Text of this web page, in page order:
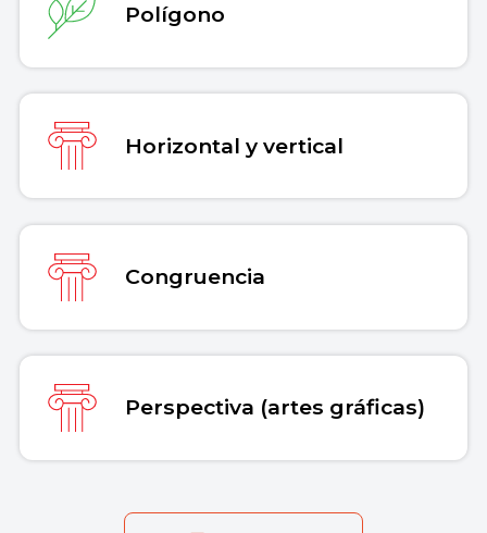
Polígono
Horizontal y vertical
Congruencia
Perspectiva (artes gráficas)